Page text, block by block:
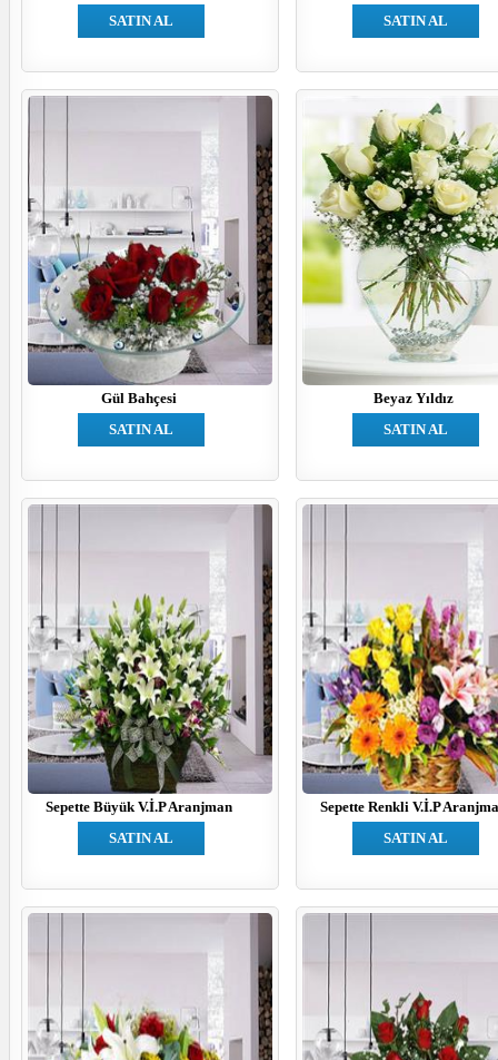
SATIN AL
SATIN AL
Gül Bahçesi
SATIN AL
Beyaz Yıldız
SATIN AL
Sepette Büyük V.İ.P Aranjman
SATIN AL
Sepette Renkli V.İ.P
SATIN AL